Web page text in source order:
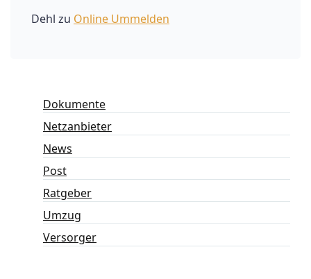
Dehl zu Online Ummelden
Dokumente
Netzanbieter
News
Post
Ratgeber
Umzug
Versorger